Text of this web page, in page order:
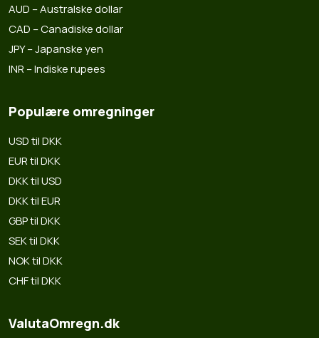
AUD – Australske dollar
CAD – Canadiske dollar
JPY – Japanske yen
INR – Indiske rupees
Populære omregninger
USD til DKK
EUR til DKK
DKK til USD
DKK til EUR
GBP til DKK
SEK til DKK
NOK til DKK
CHF til DKK
ValutaOmregn.dk